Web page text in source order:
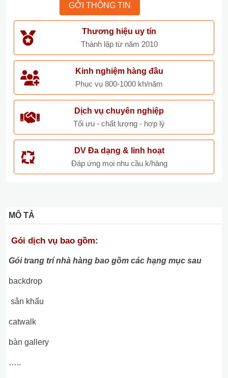
Thương hiệu uy tín
Thành lập từ năm 2010
Kinh nghiệm hàng đầu
Phục vụ 800-1000 kh/năm
Dịch vụ chuyên nghiệp
Tối ưu - chất lượng - hợp lý
DV Đa dạng & linh hoạt
Đáp ứng mọi nhu cầu k/hàng
MÔ TẢ
Gói dịch vụ bao gồm:
Gói trang trí nhà hàng bao gồm các hạng mục sau
backdrop
sân khấu
catwalk
bàn gallery
…..